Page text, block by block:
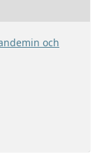
och